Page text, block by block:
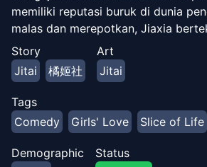
memiliki reputasi buruk di dunia
malas dan merepotkan, Jiaxia
editor barunya. Tapi apakah dia
sensei akhirnya termotivasi untuk
baru?
Story
Jitai
橘姬社
Art
Jitai
Tags
Comedy
Girls' Love Slice of Life
Demographic
Status